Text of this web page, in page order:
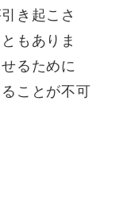
き起こさ
もありま
るために
ことが不可